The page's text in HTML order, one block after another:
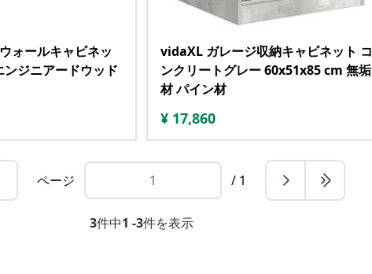
ォールキャビネッ
ンジニアードウッド
vidaXL ガレージ収納キャビネット コ
ンクリートグレー 60x51x85 cm 無垢
材 パイン材
¥ 17,860
ページ / 1
3件中1 -3件を表示